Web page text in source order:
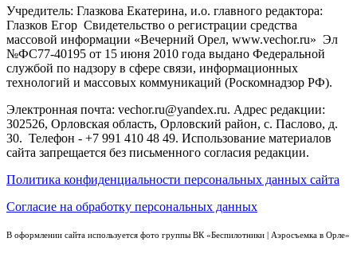
Учредитель: Глазкова Екатерина, и.о. главного редактора:
Глазков Егор Свидетельство о регистрации средства
массовой информации «Вечерний Орел, www.vechor.ru» Эл
№ФС77-40195 от 15 июня 2010 года выдано Федеральной
службой по надзору в сфере связи, информационных
технологий и массовых коммуникаций (Роскомнадзор РФ).
Электронная почта: vechor.ru@yandex.ru. Адрес редакции:
302526, Орловская область, Орловский район, с. Паслово, д.
30. Телефон - +7 991 410 48 49. Использование материалов
сайта запрещается без письменного согласия редакции.
Политика конфиденциальности персональных данных сайта
Согласие на обработку персональных данных
В оформлении сайта используется фото группы ВК «Беспилотники | Аэросъемка в Орле»